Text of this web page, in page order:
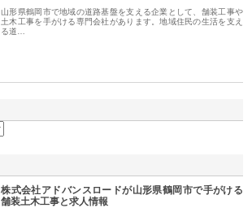
山形県鶴岡市で地域の道路基盤を支える企業として、舗装工事や
土木工事を手がける専門会社があります。地域住民の生活を支え
る道…
株式会社アドバンスロードが山形県鶴岡市で手がける
舗装土木工事と求人情報